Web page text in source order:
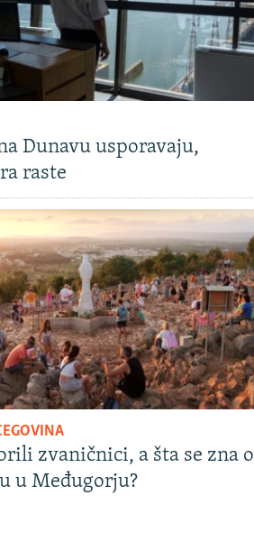
Dunavu usporavaju,
raste
zvaničnici, a šta se zna o
u Međugorju?